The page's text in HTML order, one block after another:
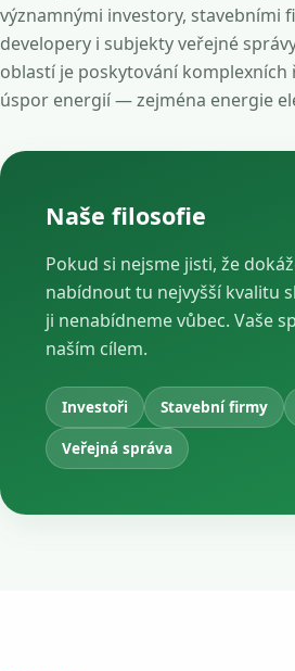
významnými investory, stavebními
developery i subjekty veřejné
oblastí je poskytování komplexních
úspor energií — zejména energie
Naše filosofie
Pokud si nejsme jisti, že
nabídnout tu nejvyšší kvalitu
ji nenabídneme vůbec. Vaše
naším cílem.
Investoři Stavební firmy
Veřejná správa